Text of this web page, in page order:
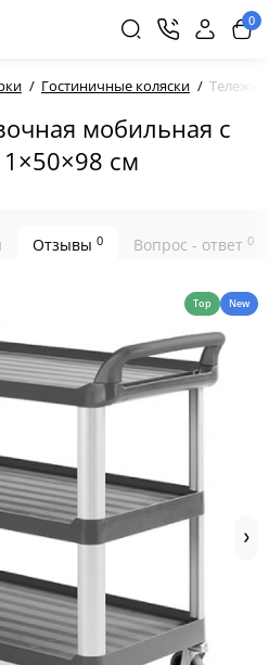
0
Гостиничные коляски
мобильная с
см
Отзывы 0 Вопрос - ответ 0
Top New